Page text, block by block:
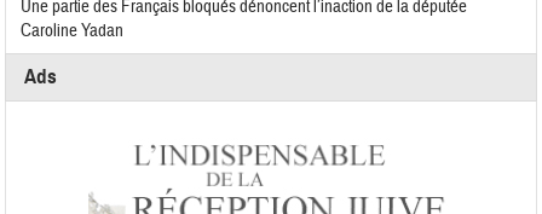
Une partie des Français bloqués dénoncent l’inaction de la députée
Caroline Yadan
Ads